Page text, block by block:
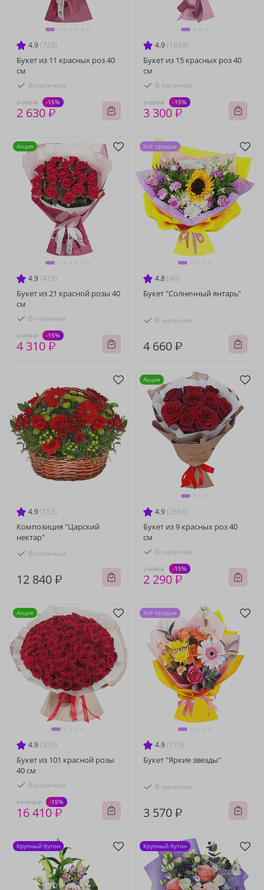
4.9 (728)
Букет из 11 красных роз 40
см
В наличии
3 090 ₽ -15%
2 630 ₽
4.9 (1893)
Букет из 15 красных роз 40
см
В наличии
3 880 ₽ -15%
3 300 ₽
4.9 (473)
Букет из 21 красной розы 40
см
В наличии
5 070 ₽ -15%
4 310 ₽
Акция
4.8 (48)
Букет "Солнечный янтарь"
В наличии
4 660 ₽
Хит продаж
4.9 (153)
Композиция "Царский
нектар"
В наличии
12 840 ₽
4.9 (2683)
Букет из 9 красных роз 40
см
В наличии
2 690 ₽ -15%
2 290 ₽
Акция
4.9 (335)
Букет из 101 красной розы
40 см
В наличии
19 310 ₽ -15%
16 410 ₽
Акция
4.9 (175)
Букет "Яркие звезды"
В наличии
3 570 ₽
Хит продаж
Крупный бутон Крупный бутон